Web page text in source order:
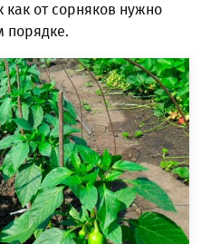
от сорняков нужно
порядке.